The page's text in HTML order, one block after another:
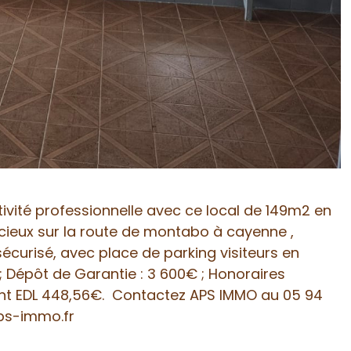
professionnelle avec ce local de 149m2 en
sur la route de montabo à cayenne ,
avec place de parking visiteurs en
Dépôt de Garantie : 3 600€ ; Honoraires
EDL 448,56€. Contactez APS IMMO au 05 94
immo.fr